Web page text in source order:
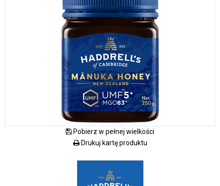
Pobierz w pełnej wielkości
Drukuj kartę produktu